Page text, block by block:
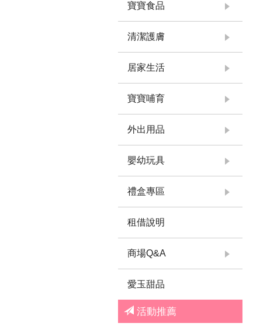
寶寶食品
清潔護膚
居家生活
寶寶哺育
外出用品
嬰幼玩具
禮盒專區
租借說明
商場Q&A
愛玉甜品
活動推薦